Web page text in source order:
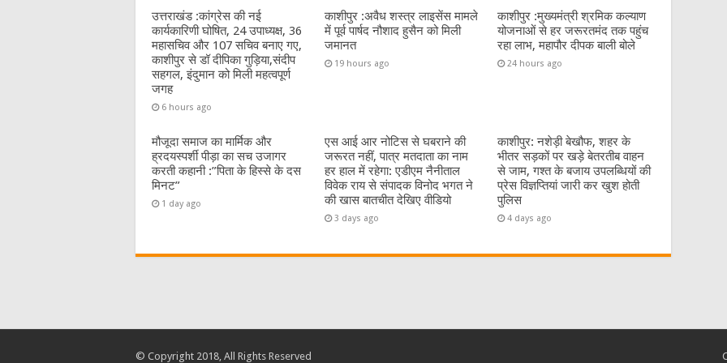
उत्तराखंड :कांग्रेस की नई
कार्यकारिणी घोषित, 24 उपाध्यक्ष, 36
महासचिव और 107 सचिव बनाए गए,
काशीपुर से डॉ दीपिका गुड़िया,संदीप
सहगल, इंदुमान को मिली महत्वपूर्ण
जगह
6 hours ago
काशीपुर :अवैध शस्त्र लाइसेंस मामले
में पूर्व पार्षद नौशाद हुसैन को मिली
जमानत
19 hours ago
काशीपुर :मुख्यमंत्री श्रमिक कल्याण
योजनाओं से हर जरूरतमंद तक पहुंच
रहा लाभ, महापौर दीपक बाली बोले
24 hours ago
मौजूदा समाज का मार्मिक और
ह्रदयस्पर्शी पीड़ा का सच उजागर
करती कहानी :”पिता के हिस्से के दस
मिनट”
1 day ago
एस आई आर नोटिस से घबराने की
जरूरत नहीं, पात्र मतदाता का नाम
हर हाल में रहेगा: एडीएम नैनीताल
विवेक राय से संपादक विनोद भगत ने
की खास बातचीत देखिए वीडियो
3 days ago
काशीपुर: नशेड़ी बेखौफ, शहर के
भीतर सड़कों पर खड़े बेतरतीब वाहन
से जाम, गश्त के बजाय उपलब्धियों की
प्रेस विज्ञप्तियां जारी कर खुश होती
पुलिस
4 days ago
© Copyright 2018, All Rights Reserved